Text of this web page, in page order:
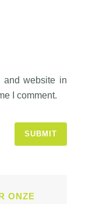
and website in
I comment.
ONZE